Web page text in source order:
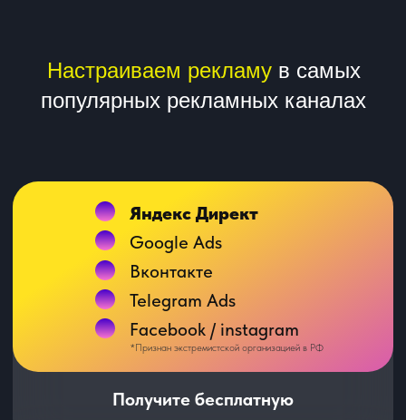
Получить консультацию
Личные менеджеры на
рекламных площадках
Следим за качеством
и количеством лидов
Регулярно проводим координации
с клиентом и проверяем CRM-систему